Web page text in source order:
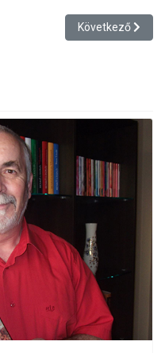
- Lakossági fórum meghívó
Következő cikk:
Következő